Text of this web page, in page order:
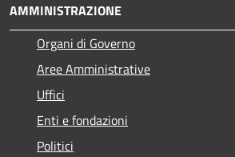
AMMINISTRAZIONE
Organi di Governo
Aree Amministrative
Uffici
Enti e fondazioni
Politici